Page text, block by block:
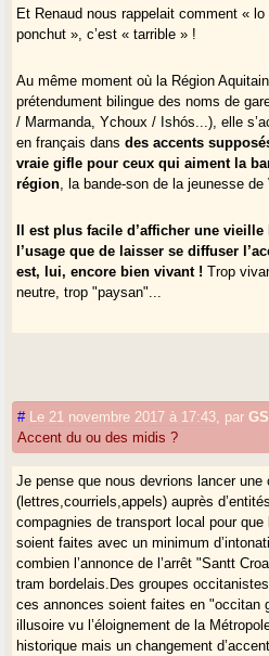
Et Renaud nous rappelait comment «
ponchut », c’est « tarrible » !
Au même moment où la Région
prétendument bilingue des noms de
/ Marmanda, Ychoux / Ishós...), elle
en français dansdes accents
vraie gifle pour ceux qui aiment la
région , la bande-son de la jeunesse de
Il est plus facile d’afficher une
l’usage que de laisser se diffuser
est, lui, encore bien vivant ! Trop
neutre, trop "paysan"...
# Le 21 novembre 2017 à 17:43 par
Accent du ou des midis ?
Je pense que nous devrions lancer une
(lettres,courriels,appels) auprès
compagnies de transport local pour
soient faites avec un minimum
combien l’annonce de l’arrêt "Santt
tram bordelais.Des groupes
ces annonces soient faites en "occitan
illusoire vu l’éloignement de la
historique mais un changement